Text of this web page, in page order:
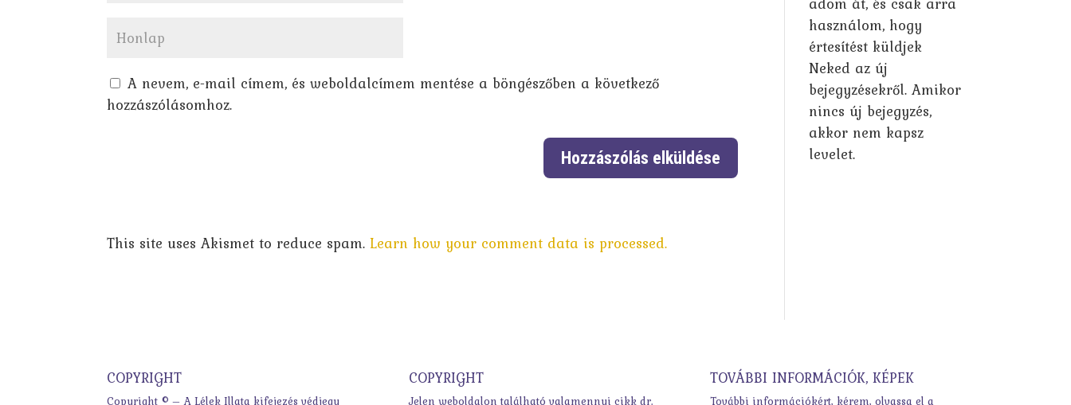
A nevem, e-mail címem, és weboldalcímem mentése a böngészőben a következő
hozzászólásomhoz.
This site uses Akismet to reduce spam.Learn how your comment data is processed.
használom, hogy
értesítést küldjek
Neked az új
bejegyzésekről. Amikor
nincs új bejegyzés,
akkor nem kapsz
levelet.
COPYRIGHT
Copyright © – A Lélek Illata kifejezés védjegy
COPYRIGHT
Jelen weboldalon található valamennyi cikk dr.
TOVÁBBI INFORMÁCIÓK, KÉPEK
További információkért, kérem, olvassa el a